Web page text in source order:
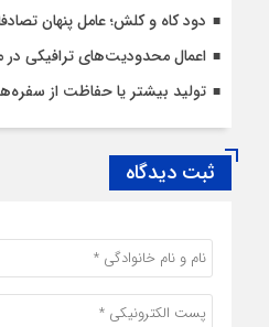
دود کاه و کلش؛ عامل پنهان
اعمال محدودیت‌‌های ترافیکی
تولید بیشتر یا حفاظت از
ثبت دیدگاه